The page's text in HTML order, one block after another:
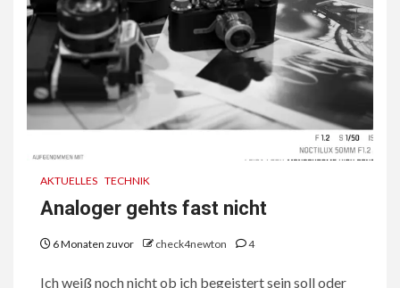
AKTUELLES TECHNIK
Analoger gehts fast nicht
6 Monaten zuvor check4newton 4
Ich weiß noch nicht ob ich begeistert sein soll oder